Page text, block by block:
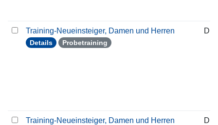
Training-Neueinsteiger, Damen und Herren
Details Probetraining
Training-Neueinsteiger, Damen und Herren